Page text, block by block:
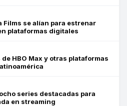
Films se alían para estrenar
plataformas digitales
HBO Max y otras plataformas
series destacadas para
en streaming